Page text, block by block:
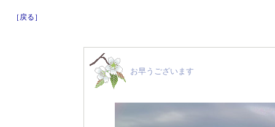
［戻る］
お早うございます